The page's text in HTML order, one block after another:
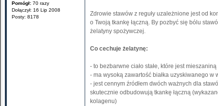
Pomógł: 70 razy
Dołączył: 16 Lip 2008
Posty: 8178
Zdrowie stawów z reguły uzależnione jest od
o Twoją tkankę łączną. By pozbyć się bólu
żelatyny spożywczej.
Co cechuje żelatynę:
- to bezbarwne ciało stałe, które jest
- ma wysoką zawartość białka uzyskiwanego
- jest cennym źródłem dwóch ważnych dla
skutecznie odbudowują tkankę łączną
kolagenu)